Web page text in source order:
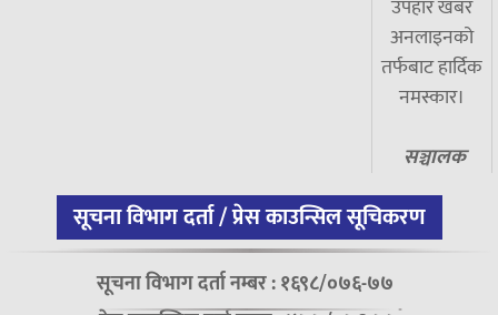
उपहार खबर
अनलाइनको
तर्फबाट हार्दिक
नमस्कार।
सञ्चालक
सूचना विभाग दर्ता / प्रेस काउन्सिल सूचिकरण
सूचना विभाग दर्ता नम्बर : १६९८/०७६-७७